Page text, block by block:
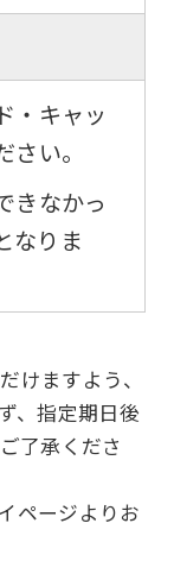
・キャッ
い。
きなかっ
なりま
けますよう、
、指定期日後
了承くださ
ページよりお